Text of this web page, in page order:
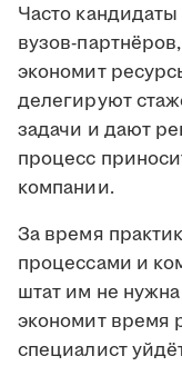
Часто
вузов-
экономит
делегируют
задачи и дают
процесс
компании.
За время
процессами и
штат им не
экономит время
специалист